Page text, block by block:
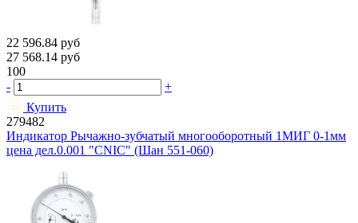
22 596.84 руб
27 568.14 руб
100
-
+
Купить
279482
Индикатор Рычажно-зубчатый многооборотный 1МИГ 0-1мм
цена дел.0.001 "CNIC" (Шан 551-060)